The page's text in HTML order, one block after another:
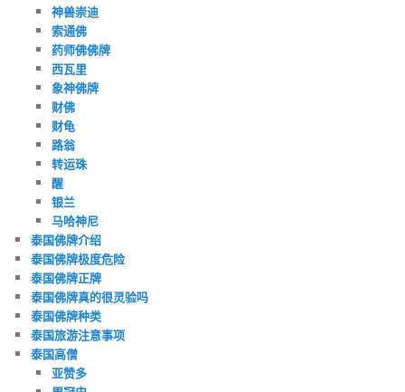
神兽崇迪
索通佛
药师佛佛牌
西瓦里
象神佛牌
财佛
财龟
路翁
转运珠
醒
银兰
马哈神尼
泰国佛牌介绍
泰国佛牌极度危险
泰国佛牌正牌
泰国佛牌真的很灵验吗
泰国佛牌种类
泰国旅游注意事项
泰国高僧
亚赞多